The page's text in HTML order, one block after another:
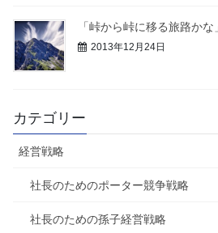
「峠から峠に移る旅路かな
2013年12月24日
カテゴリー
経営戦略
社長のためのポーター競争戦略
社長のための孫子経営戦略